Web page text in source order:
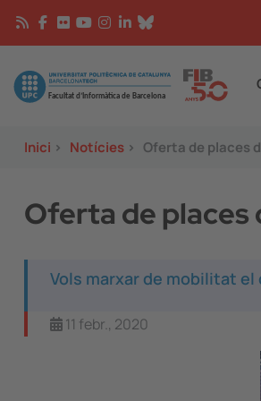
Vés al contingut
Image
Inici > Notícies > Oferta de places
Oferta de places
Vols marxar de mobilitat
11 febr., 2020